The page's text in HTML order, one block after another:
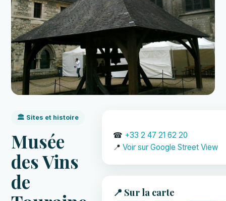
🏛️ Sites et histoire
Musée
des Vins
de
☎ +33 2 47 21 62 20
📍 Voir sur Google Street View
📍 Sur la carte